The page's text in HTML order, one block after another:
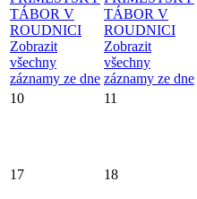
TÁBOR V
ROUDNICI
Zobrazit
všechny
záznamy ze dne
TÁBOR V
ROUDNICI
Zobrazit
všechny
záznamy ze dne
10
11
17 18